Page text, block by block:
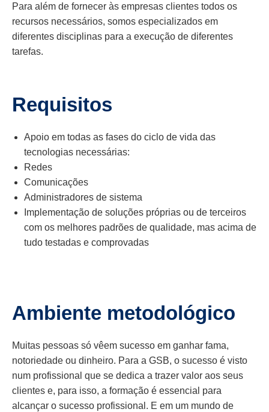
Para além de fornecer às empresas clientes todos os
recursos necessários, somos especializados em
diferentes disciplinas para a execução de diferentes
tarefas.
Requisitos
Apoio em todas as fases do ciclo de vida das
tecnologias necessárias:
Redes
Comunicações
Administradores de sistema
Implementação de soluções próprias ou de terceiros
com os melhores padrões de qualidade, mas acima de
tudo testadas e comprovadas
Ambiente metodológico
Muitas pessoas só vêem sucesso em ganhar fama,
notoriedade ou dinheiro. Para a GSB, o sucesso é visto
num profissional que se dedica a trazer valor aos seus
clientes e, para isso, a formação é essencial para
alcançar o sucesso profissional. E em um mundo de